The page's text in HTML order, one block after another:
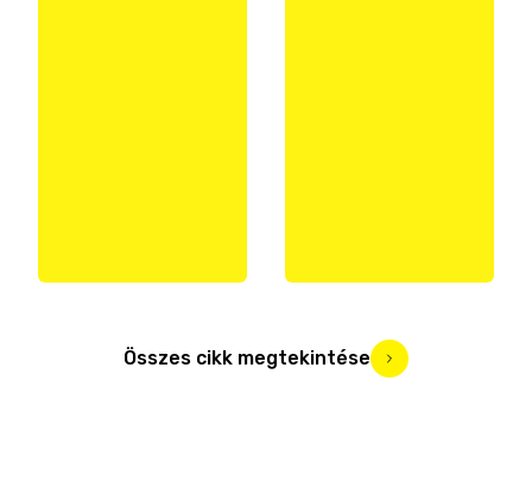
Összes cikk megtekintése